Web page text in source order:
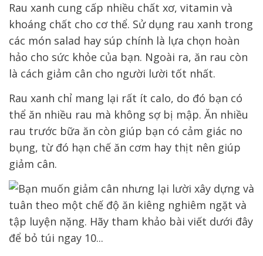
Rau xanh cung cấp nhiều chất xơ, vitamin và
khoáng chất cho cơ thể. Sử dụng rau xanh trong
các món salad hay súp chính là lựa chọn hoàn
hảo cho sức khỏe của bạn. Ngoài ra, ăn rau còn
là cách giảm cân cho người lười tốt nhất.
Rau xanh chỉ mang lại rất ít calo, do đó bạn có
thể ăn nhiều rau mà không sợ bị mập. Ăn nhiều
rau trước bữa ăn còn giúp bạn có cảm giác no
bụng, từ đó hạn chế ăn cơm hay thịt nên giúp
giảm cân.